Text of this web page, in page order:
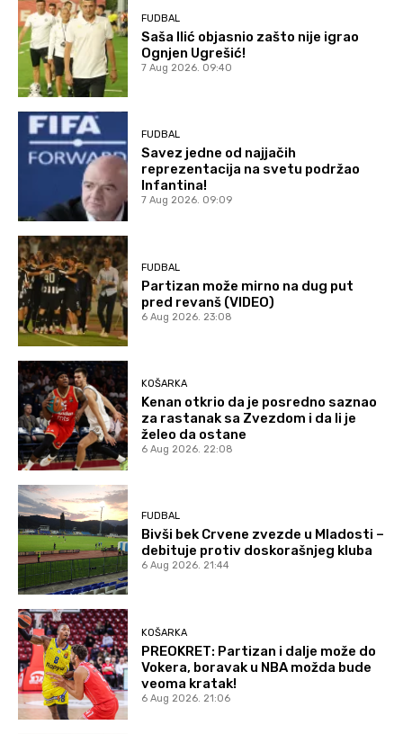
FUDBAL
Saša Ilić objasnio zašto nije igrao
Ognjen Ugrešić!
7 Aug 2026. 09:40
FUDBAL
Savez jedne od najjačih
reprezentacija na svetu podržao
Infantina!
7 Aug 2026. 09:09
FUDBAL
Partizan može mirno na dug put
pred revanš (VIDEO)
6 Aug 2026. 23:08
KOŠARKA
Kenan otkrio da je posredno saznao
za rastanak sa Zvezdom i da li je
želeo da ostane
6 Aug 2026. 22:08
FUDBAL
Bivši bek Crvene zvezde u Mladosti –
debituje protiv doskorašnjeg kluba
6 Aug 2026. 21:44
KOŠARKA
PREOKRET: Partizan i dalje može do
Vokera, boravak u NBA možda bude
veoma kratak!
6 Aug 2026. 21:06